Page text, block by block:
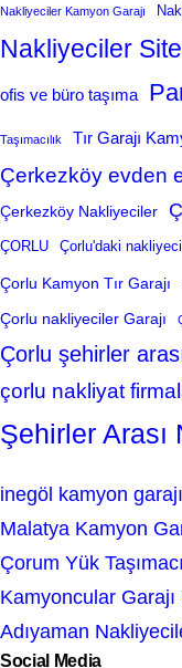
Nakliyeciler Kamyon Garajı
Nakliyeciler
ofis ve büro taşıma
Taşımacılık Tır Garajı
Çerkezköy evden
Çerkezköy Nakliyeciler
ÇORLU Çorlu'daki
Çorlu Kamyon Tır Garajı
Çorlu nakliyeciler Garajı
Çorlu şehirler
çorlu nakliyat
Şehirler Arası
inegöl kamyon garajı
Malatya Kamyon
Çorum Yük
Kamyoncular
Adıyaman
Social Media